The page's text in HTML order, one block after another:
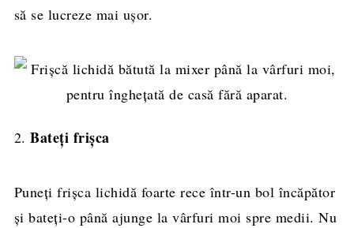
să se lucreze mai ușor.
2.Bateți frișca
Puneți frișca lichidă foarte rece într-un bol încăpător
și bateți-o până ajunge la vârfuri moi spre medii. Nu